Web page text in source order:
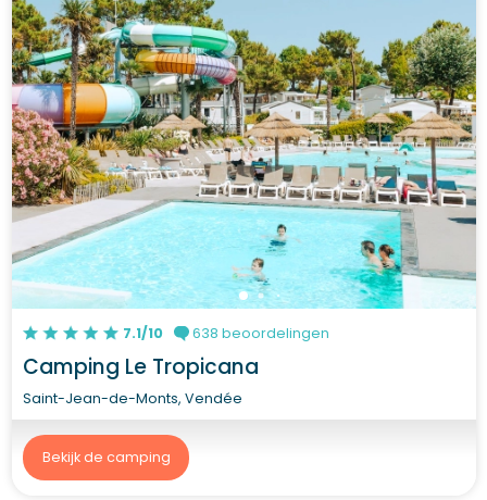
7.1/10 638 beoordelingen
Camping Le Tropicana
Saint-Jean-de-Monts, Vendée
Bekijk de camping